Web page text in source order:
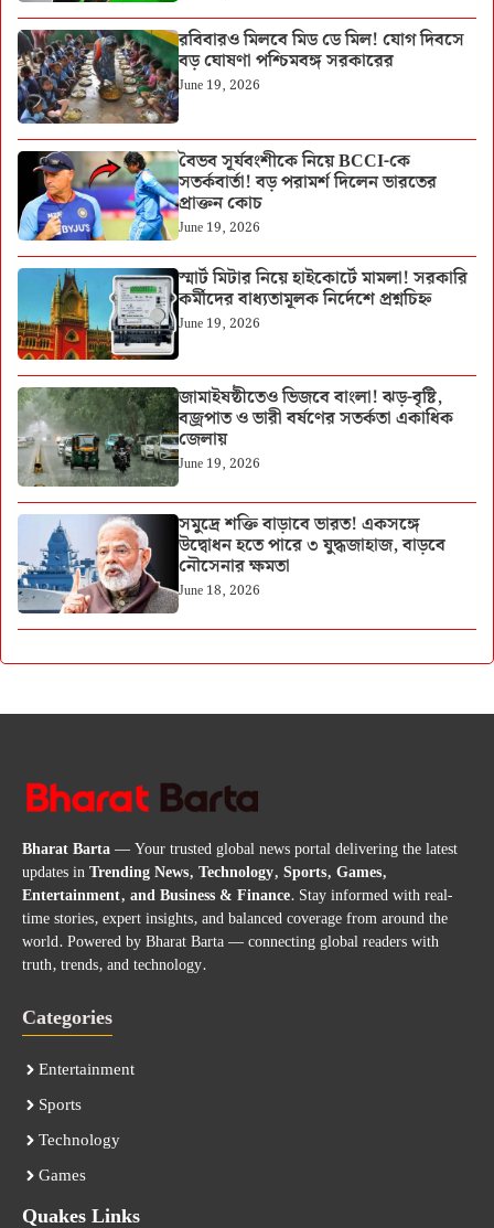
রবিবারও মিলবে মিড ডে মিল! যোগ দিবসে
বড় ঘোষণা পশ্চিমবঙ্গ সরকারের
June 19, 2026
বৈভব সূর্যবংশীকে নিয়ে BCCI-কে
সতর্কবার্তা! বড় পরামর্শ দিলেন ভারতের
প্রাক্তন কোচ
June 19, 2026
স্মার্ট মিটার নিয়ে হাইকোর্টে মামলা! সরকারি
কর্মীদের বাধ্যতামূলক নির্দেশে প্রশ্নচিহ্ন
June 19, 2026
জামাইষষ্ঠীতেও ভিজবে বাংলা! ঝড়-বৃষ্টি,
বজ্রপাত ও ভারী বর্ষণের সতর্কতা একাধিক
জেলায়
June 19, 2026
সমুদ্রে শক্তি বাড়াবে ভারত! একসঙ্গে
উদ্বোধন হতে পারে ৩ যুদ্ধজাহাজ, বাড়বে
নৌসেনার ক্ষমতা
June 18, 2026
Bharat Barta— Your trusted global news portal delivering the latest
updates inTrending News, Technology, Sports, Games,
Entertainment, and Business & Finance. Stay informed with real-
time stories, expert insights, and balanced coverage from around the
world. Powered by Bharat Barta — connecting global readers with
truth, trends, and technology.
Categories
Entertainment
Sports
Technology
Games
Quakes Links